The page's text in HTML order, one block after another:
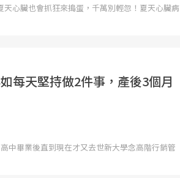
心臟也會抓狂來搗蛋，千萬別輕忽！夏天心臟病
每天堅持做2件事，產後3個月
中畢業後直到現在才又去世新大學念高階行銷管